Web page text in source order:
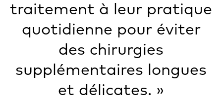
traitement à leur pratique
quotidienne pour éviter
des chirurgies
supplémentaires longues
et délicates. »